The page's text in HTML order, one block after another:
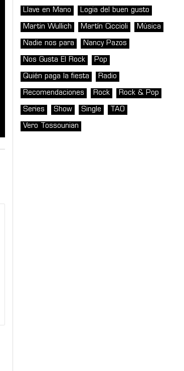
Llave en Mano Logia del buen gusto
Martin Wullich Martín Ciccioli Música
Nadie nos para Nancy Pazos
Nos Gusta El Rock Pop
Quién paga la fiesta Radio
Recomendaciones Rock Rock & Pop
Series Show Single TAO
Vero Tossounian